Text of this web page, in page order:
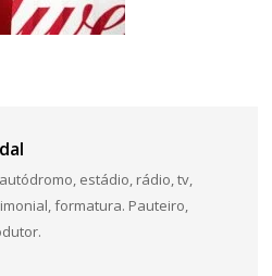
estádio, rádio, tv,
formatura. Pauteiro,